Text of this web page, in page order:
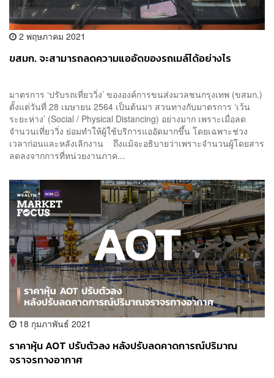
2 พฤษภาคม 2021
ขสมก. จะสามารถลดความแออัดของรถเมล์ได้อย่างไร
มาตรการ ‘ปรับรถเที่ยววิ่ง’ ขององค์การขนส่งมวลชนกรุงเทพ (ขสมก.)
ตั้งแต่วันที่ 28 เมษายน 2564 เป็นต้นมา สวนทางกับมาตรการ ‘เว้น
ระยะห่าง’ (Social / Physical Distancing) อย่างมาก เพราะเมื่อลด
จำนวนเที่ยววิ่ง ย่อมทำให้ผู้ใช้บริการแออัดมากขึ้น โดยเฉพาะช่วง
เวลาก่อนและหลังเลิกงาน ถึงแม้จะอธิบายว่าเพราะจำนวนผู้โดยสาร
ลดลงจากการที่หน่วยงานภาค...
18 กุมภาพันธ์ 2021
ราคาหุ้น AOT ปรับตัวลง หลังปรับลดคาดการณ์ปริมาณ
จราจรทางอากาศ